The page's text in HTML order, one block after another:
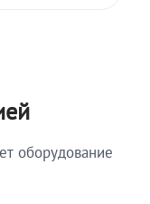
оборудование